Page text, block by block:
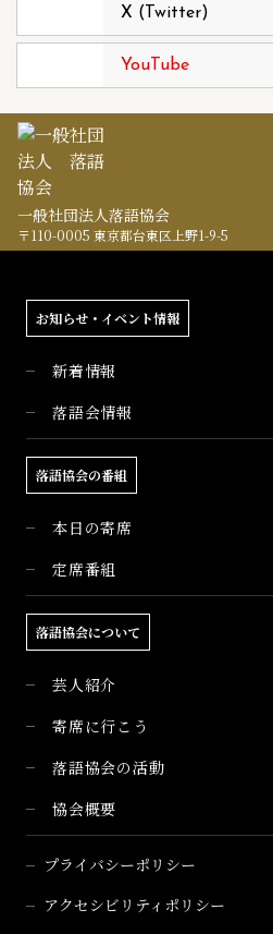
X (Twitter)
YouTube
一般社団法人落語協会
〒110-0005 東京都台東区上野1-9-5
お知らせ・イベント情報
新着情報
落語会情報
落語協会の番組
本日の寄席
定席番組
落語協会について
芸人紹介
寄席に行こう
落語協会の活動
協会概要
プライバシーポリシー
アクセシビリティポリシー